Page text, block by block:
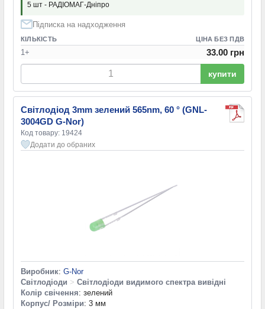
5 шт - РАДІОМАГ-Дніпро
Підписка на надходження
КІЛЬКІСТЬ ЦІНА БЕЗ ПДВ
1+ 33.00 грн
купити
Світлодіод 3mm зелений 565nm, 60 ° (GNL-
3004GD G-Nor)
Код товару: 19424
Додати до обраних
Виробник: G-Nor
Світлодіоди > Світлодіоди видимого спектра вивідні
Колір свічення: зелений
Корпус/ Розміри: 3 мм